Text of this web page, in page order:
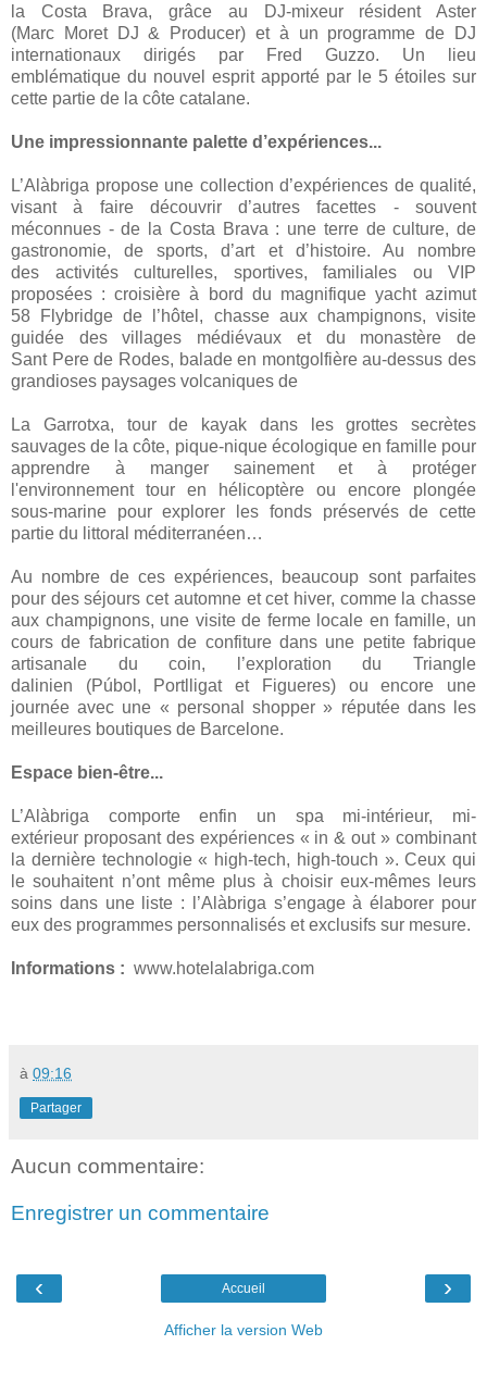
la Costa Brava, grâce au DJ-mixeur résident Aster
(Marc Moret DJ & Producer) et à un programme de DJ
internationaux dirigés par Fred Guzzo. Un lieu
emblématique du nouvel esprit apporté par le 5 étoiles sur
cette partie de la côte catalane.
Une impressionnante palette d’expériences...
L’Alàbriga propose une collection d’expériences de qualité,
visant à faire découvrir d’autres facettes - souvent
méconnues - de la Costa Brava : une terre de culture, de
gastronomie, de sports, d’art et d’histoire. Au nombre
des activités culturelles, sportives, familiales ou VIP
proposées : croisière à bord du magnifique yacht azimut
58 Flybridge de l’hôtel, chasse aux champignons, visite
guidée des villages médiévaux et du monastère de
Sant Pere de Rodes, balade en montgolfière au-dessus des
grandioses paysages volcaniques de
La Garrotxa, tour de kayak dans les grottes secrètes
sauvages de la côte, pique-nique écologique en famille pour
apprendre à manger sainement et à protéger
l'environnement tour en hélicoptère ou encore plongée
sous-marine pour explorer les fonds préservés de cette
partie du littoral méditerranéen…
Au nombre de ces expériences, beaucoup sont parfaites
pour des séjours cet automne et cet hiver, comme la chasse
aux champignons, une visite de ferme locale en famille, un
cours de fabrication de confiture dans une petite fabrique
artisanale du coin, l’exploration du Triangle
dalinien (Púbol, Portlligat et Figueres) ou encore une
journée avec une « personal shopper » réputée dans les
meilleures boutiques de Barcelone.
Espace bien-être...
L’Alàbriga comporte enfin un spa mi-intérieur, mi-
extérieur proposant des expériences « in & out » combinant
la dernière technologie « high-tech, high-touch ». Ceux qui
le souhaitent n’ont même plus à choisir eux-mêmes leurs
soins dans une liste : l’Alàbriga s’engage à élaborer pour
eux des programmes personnalisés et exclusifs sur mesure.
Informations : www.hotelalabriga.com
à 09:16
Partager
Aucun commentaire:
Enregistrer un commentaire
‹ ›
Accueil
Afficher la version Web